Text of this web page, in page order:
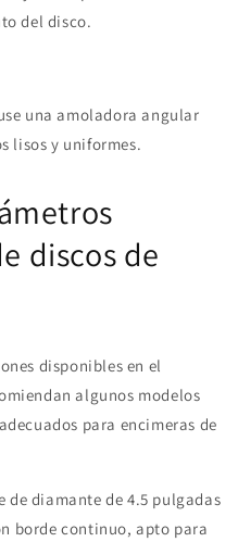
del disco.
una amoladora angular
lisos y uniformes.
discos de
disponibles en el
algunos modelos
para encimeras de
de diamante de 4.5 pulgadas
borde continuo, apto para